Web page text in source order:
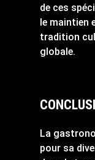
de ces
le maintien
tradition
globale.
La
pour sa